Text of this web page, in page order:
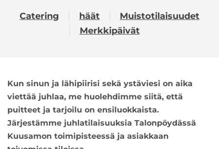
Catering häät
Muistotilaisuudet
Merkkipäivät
Kun sinun ja lähipiirisi sekä ystäviesi on aika
viettää juhlaa, me huolehdimme siitä, että
puitteet ja tarjoilu on ensiluokkaista.
Järjestämme juhlatilaisuuksia Talonpöydässä
Kuusamon toimipisteessä ja asiakkaan